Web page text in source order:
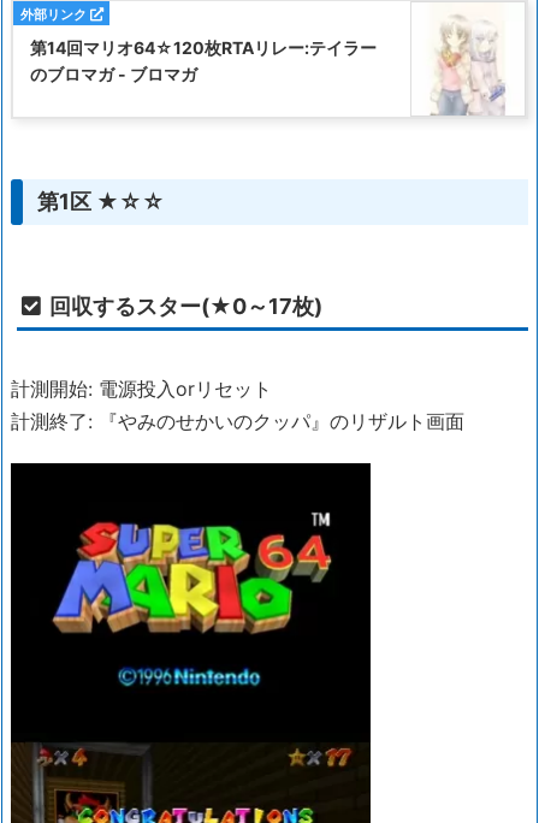
第14回マリオ64☆120枚RTAリレー:テイラー
のブロマガ - ブロマガ
第1区 ★☆☆
回収するスター(★0～17枚)
計測開始: 電源投入orリセット
計測終了: 『やみのせかいのクッパ』のリザルト画面